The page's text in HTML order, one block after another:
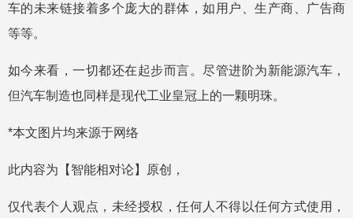
车的未来链接着多个庞大的群体，如用户、生产商、广告商
等等。
如今来看，一切都还在起步而言。尽管进阶为新能源汽车，
但汽车制造也同样是现代工业皇冠上的一颗明珠。
*本文图片均来源于网络
此内容为【智能相对论】原创，
仅代表个人观点，未经授权，任何人不得以任何方式使用，